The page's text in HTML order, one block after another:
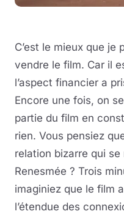
C’est le mieux que je
vendre le film. Car il
l’aspect financier a
Encore une fois, on
partie du film en
rien. Vous pensiez
relation bizarre qui
Renesmée ? Trois
imaginiez que le film
l’étendue des